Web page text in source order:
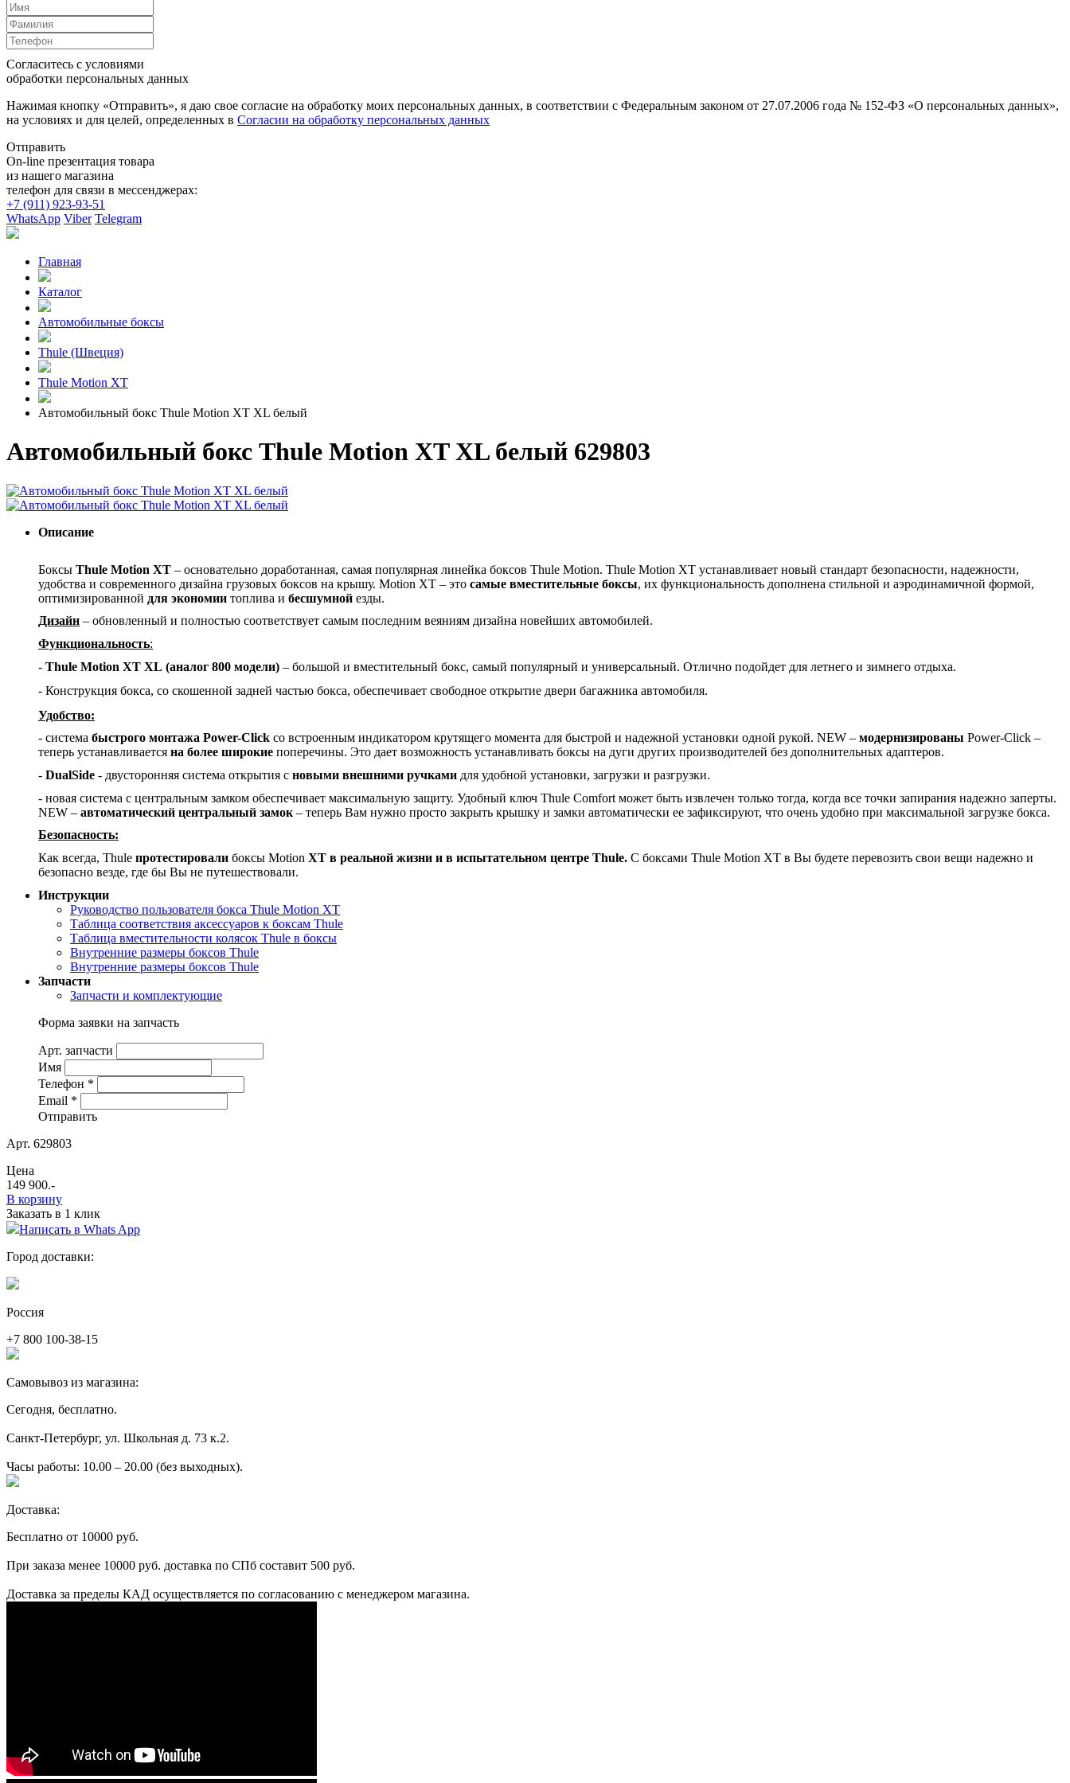
Согласитесь с условиями
обработки персональных данных
Нажимая кнопку «Отправить», я даю свое согласие на обработку моих персональных данных, в соответствии с Федеральным законом от 27.07.2006 года № 152-ФЗ «О персональных данных»,
на условиях и для целей, определенных в Согласии на обработку персональных данных
Отправить
On-line презентация товара
из нашего магазина
телефон для связи в мессенджерах:
+7 (911) 923-93-51
WhatsApp Viber Telegram
Главная
Каталог
Автомобильные боксы
Thule (Швеция)
Thule Motion XT
Автомобильный бокс Thule Motion XT XL белый
Автомобильный бокс Thule Motion XT XL белый 629803
Описание
Боксы Thule Motion XT – основательно доработанная, самая популярная линейка боксов Thule Motion. Thule Motion XT устанавливает новый стандарт безопасности, надежности,
удобства и современного дизайна грузовых боксов на крышу. Motion XT – это самые вместительные боксы, их функциональность дополнена стильной и аэродинамичной формой,
оптимизированной для экономии топлива и бесшумной езды.
Дизайн – обновленный и полностью соответствует самым последним веяниям дизайна новейших автомобилей.
Функциональность:
- Thule Motion XT XL (аналог 800 модели) – большой и вместительный бокс, самый популярный и универсальный. Отлично подойдет для летнего и зимнего отдыха.
- Конструкция бокса, со скошенной задней частью бокса, обеспечивает свободное открытие двери багажника автомобиля.
Удобство:
- система быстрого монтажа Power-Click со встроенным индикатором крутящего момента для быстрой и надежной установки одной рукой. NEW – модернизированы Power-Click –
теперь устанавливается на более широкие поперечины. Это дает возможность устанавливать боксы на дуги других производителей без дополнительных адаптеров.
- DualSide - двусторонняя система открытия с новыми внешними ручками для удобной установки, загрузки и разгрузки.
- новая система с центральным замком обеспечивает максимальную защиту. Удобный ключ Thule Comfort может быть извлечен только тогда, когда все точки запирания надежно заперты.
NEW – автоматический центральный замок – теперь Вам нужно просто закрыть крышку и замки автоматически ее зафиксируют, что очень удобно при максимальной загрузке бокса.
Безопасность:
Как всегда, Thule протестировали боксы Motion XT в реальной жизни и в испытательном центре Thule. С боксами Thule Motion XT в Вы будете перевозить свои вещи надежно и
безопасно везде, где бы Вы не путешествовали.
Инструкции
Руководство пользователя бокса Thule Motion XT
Таблица соответствия аксессуаров к боксам Thule
Таблица вместительности колясок Thule в боксы
Внутренние размеры боксов Thule
Внутренние размеры боксов Thule
Запчасти
Запчасти и комплектующие
Форма заявки на запчасть
Арт. запчасти
Имя
Телефон *
Email *
Отправить
Арт. 629803
Цена
149 900.-
В корзину
Заказать в 1 клик
Написать в Whats App
Город доставки:
Россия
+7 800 100-38-15
Самовывоз из магазина:
Сегодня, бесплатно.
Санкт-Петербург, ул. Школьная д. 73 к.2.
Часы работы: 10.00 – 20.00 (без выходных).
Доставка:
Бесплатно от 10000 руб.
При заказа менее 10000 руб. доставка по СПб составит 500 руб.
Доставка за пределы КАД осуществляется по согласованию с менеджером магазина.